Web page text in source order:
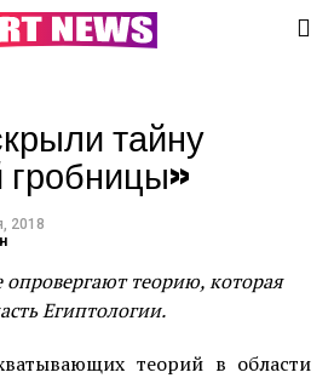
тайну
гробницы»
2018
теорию, которая
Египтологии.
теорий в области